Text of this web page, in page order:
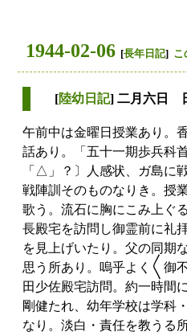
1944-02-06 [長年日記] こ
[陸幼日記] 二月六日
午前中は金曜日授業あり。
話あり。「五十一期歩兵科
「△」？〕人感状、ガ島に
戦陣訓そのものなりき。授
歌う。流石に胸にこみ上ぐ
長殿宅を訪問し御霊前に礼
を見上げいたり。父の同期
思う所あり。嗚乎よく〱御
田少佐殿宅訪問。約一時間
剛健たれ、幼年学校は学科
なり。淡白・責任を教うる所